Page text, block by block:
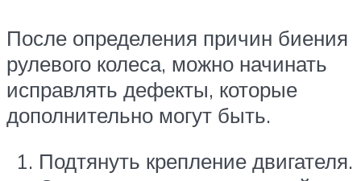
После определения причин биения
рулевого колеса, можно начинать
исправлять дефекты, которые
дополнительно могут быть.
Подтянуть крепление двигателя.